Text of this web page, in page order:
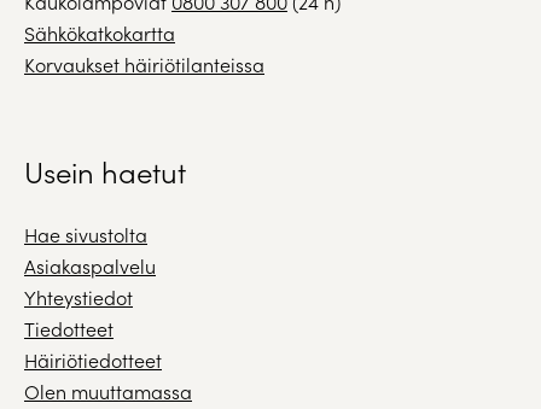
Sähkökatkokartta
Korvaukset häiriötilanteissa
Usein haetut
Hae sivustolta
Asiakaspalvelu
Yhteystiedot
Tiedotteet
Häiriötiedotteet
Olen muuttamassa